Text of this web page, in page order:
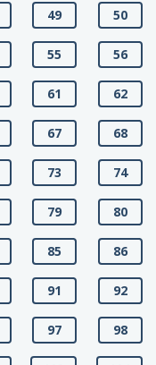
49 50
55 56
61 62
67 68
73 74
79 80
85 86
91 92
97 98